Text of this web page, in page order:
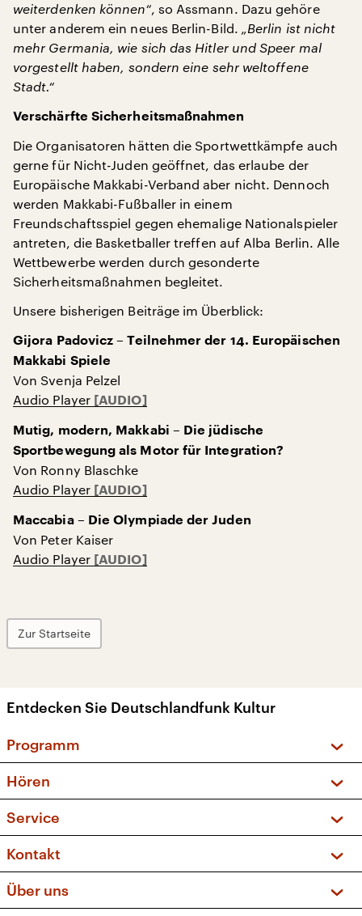
weiterdenken können“, so Assmann. Dazu gehöre
unter anderem ein neues Berlin-Bild. „Berlin ist nicht
mehr Germania, wie sich das Hitler und Speer mal
vorgestellt haben, sondern eine sehr weltoffene
Stadt.“
Verschärfte Sicherheitsmaßnahmen
Die Organisatoren hätten die Sportwettkämpfe auch
gerne für Nicht-Juden geöffnet, das erlaube der
Europäische Makkabi-Verband aber nicht. Dennoch
werden Makkabi-Fußballer in einem
Freundschaftsspiel gegen ehemalige Nationalspieler
antreten, die Basketballer treffen auf Alba Berlin. Alle
Wettbewerbe werden durch gesonderte
Sicherheitsmaßnahmen begleitet.
Unsere bisherigen Beiträge im Überblick:
Gijora Padovicz – Teilnehmer der 14. Europäischen
Makkabi Spiele
Von Svenja Pelzel
Audio Player
Mutig, modern, Makkabi – Die jüdische
Sportbewegung als Motor für Integration?
Von Ronny Blaschke
Audio Player
Maccabia – Die Olympiade der Juden
Von Peter Kaiser
Audio Player
Zur Startseite
Entdecken Sie Deutschlandfunk Kultur
Programm
Sendungen und Podcasts
Musikliste
Kakadu – Das Kinderprogramm
Hören
Frequenzen (UKW + DAB+)
Service
FAQ
Apps
Newsletter
Kontakt
Social Media
Über uns